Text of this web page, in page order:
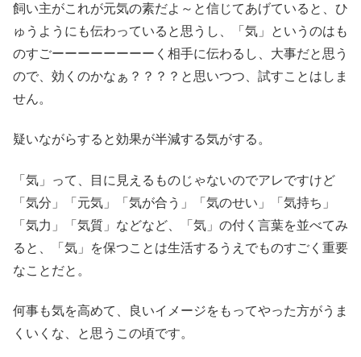
飼い主がこれが元気の素だよ～と信じてあげていると、ひ
ゅうようにも伝わっていると思うし、「気」というのはも
のすごーーーーーーーーく相手に伝わるし、大事だと思う
ので、効くのかなぁ？？？？と思いつつ、試すことはしま
せん。
疑いながらすると効果が半減する気がする。
「気」って、目に見えるものじゃないのでアレですけど
「気分」「元気」「気が合う」「気のせい」「気持ち」
「気力」「気質」などなど、「気」の付く言葉を並べてみ
ると、「気」を保つことは生活するうえでものすごく重要
なことだと。
何事も気を高めて、良いイメージをもってやった方がうま
くいくな、と思うこの頃です。